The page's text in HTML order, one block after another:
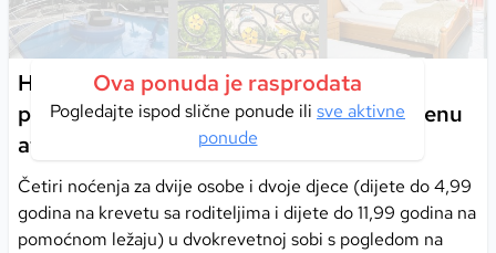
Ova ponuda je rasprodata
Pogledajte ispod slične ponude ili sve aktivne
ponude
Hotel Miramare 4*, Vodice I More,
povjetarac i spokoj obale stvaraju savršenu
atmosferu za Vaš nezaboravan odmor!
Četiri noćenja za dvije osobe i dvoje djece (dijete do 4,99
godina na krevetu sa roditeljima i dijete do 11,99 godina na
pomoćnom ležaju) u dvokrevetnoj sobi s pogledom na